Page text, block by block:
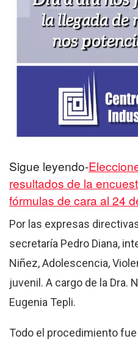
Sigue leyendo-
resultados de la
fórmulas de cara al 24
Por las expresas
secretaría Pedro Diana,
Niñez, Adolescencia,
juvenil. A cargo de la Dra.
Eugenia Tepli.
Todo el procedimiento